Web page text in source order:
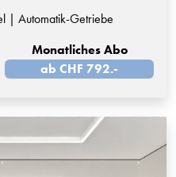
| Automatik-Getriebe
Monatliches Abo
ab CHF 792.-